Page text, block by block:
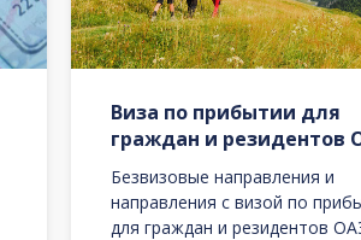
Виза по прибытии для
граждан и резидентов
Безвизовые направления и
направления с визой по
для граждан и резидентов